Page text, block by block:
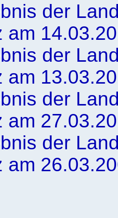
der
am
der
am
der
am
der
am